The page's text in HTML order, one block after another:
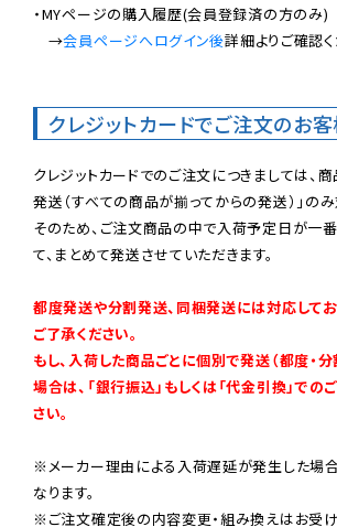
・MYページの購入履歴(会員登録済の方のみ)
→会員ページへログイン後詳細よりご確認く
クレジットカードでご注文のお
クレジットカードでのご注文につきましては、
発送（すべての商品が揃ってからの発送）」のみ
そのため、ご注文商品の中で入荷予定日が一
て、まとめて発送させていただきます。
都度発送や分割発送、同梱発送には対応してお
ご了承ください。
もし、入荷した商品ごとに個別で発送（都度・
場合は、「銀行振込」もしくは「代金引換」での
さい。
※メーカー理由による入荷遅延が発生した場
なります。
※ご注文確定後の内容変更・組み換えはお受け